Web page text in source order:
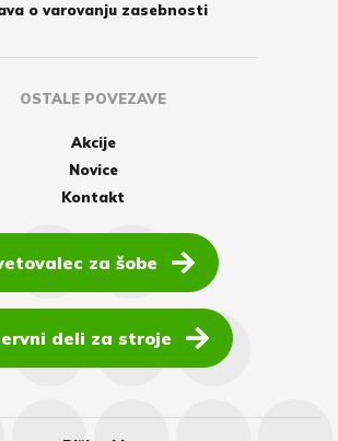
o varovanju zasebnosti
OSTALE POVEZAVE
Akcije
Novice
Kontakt
za šobe
deli za stroje